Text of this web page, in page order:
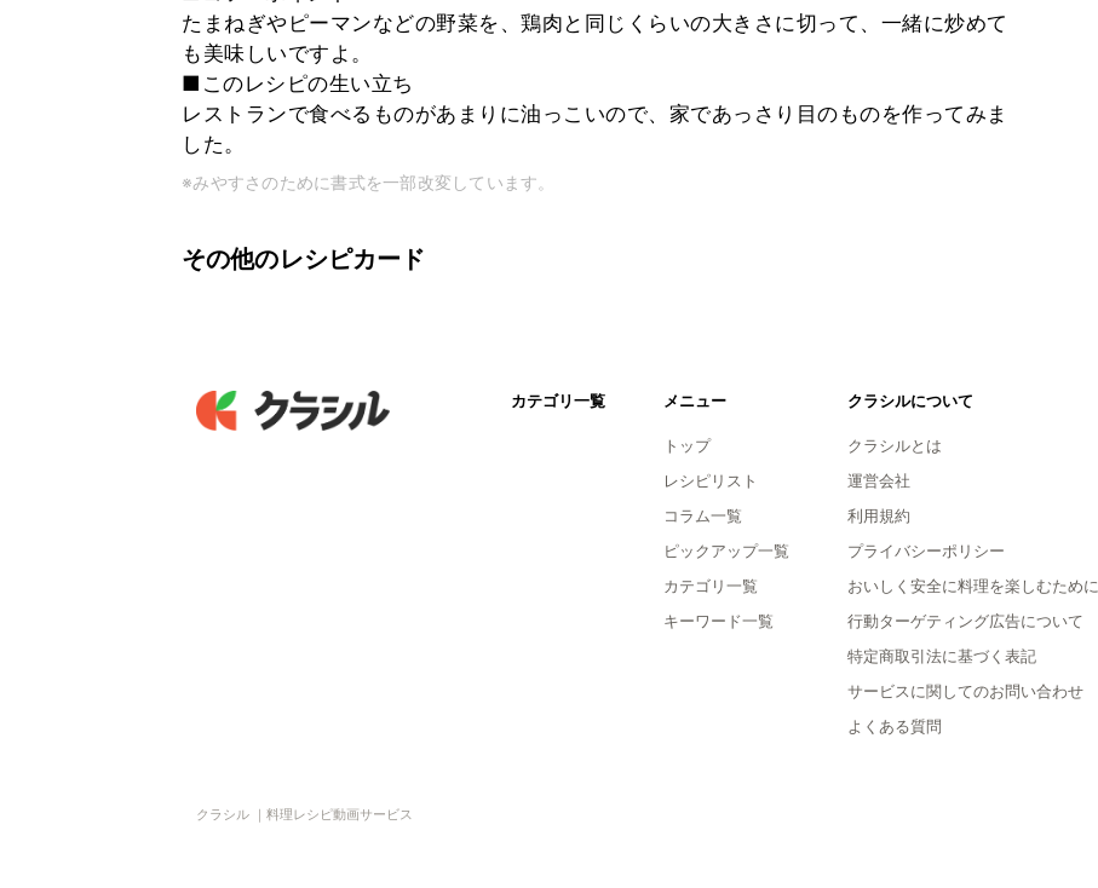
たまねぎやピーマンなどの野菜を、鶏肉と同じくらいの大きさに切って、一緒に炒めて
も美味しいですよ。
■このレシピの生い立ち
レストランで食べるものがあまりに油っこいので、家であっさり目のものを作ってみま
した。
※みやすさのために書式を一部改変しています。
その他のレシピカード
カテゴリ一覧 メニュー
トップ
レシピリスト
コラム一覧
ピックアップ一覧
カテゴリ一覧
キーワード一覧
クラシルについて
クラシルとは
運営会社
利用規約
プライバシーポリシー
おいしく安全に料理を楽しむために
行動ターゲティング広告について
特定商取引法に基づく表記
サービスに関してのお問い合わせ
よくある質問
クラシル ｜料理レシピ動画サービス